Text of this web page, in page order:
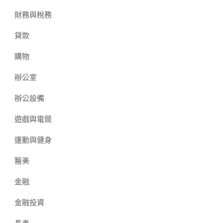
財務與稅務
貸款
購物
辦公室
辦公設備
遊戲與電競
運動與健身
醫美
金融
金融投資